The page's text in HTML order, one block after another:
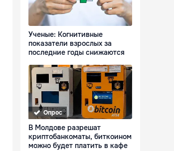
Ученые: Когнитивные
показатели взрослых за
последние годы снижаются
Опрос
В Молдове разрешат
криптобанкоматы, биткоином
можно будет платить в кафе